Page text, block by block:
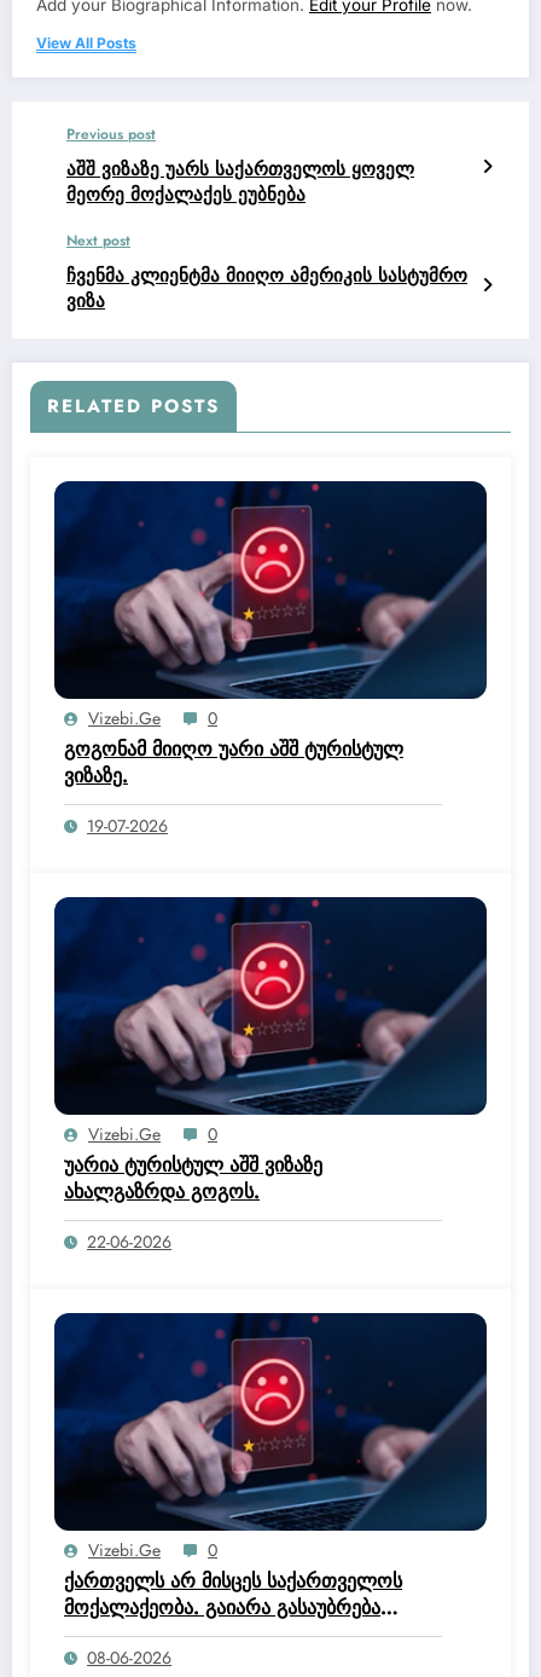
Add your Biographical Information. Edit your Profile now.
View All Posts
Previous post
აშშ ვიზაზე უარს საქართველოს ყოველ
მეორე მოქალაქეს ეუბნება
Next post
ჩვენმა კლიენტმა მიიღო ამერიკის სასტუმრო
ვიზა
RELATED POSTS
Vizebi.ge 0
გოგონამ მიიღო უარი აშშ ტურისტულ
ვიზაზე.
19-07-2026
Vizebi.ge 0
უარია ტურისტულ აშშ ვიზაზე
ახალგაზრდა გოგოს.
22-06-2026
Vizebi.ge 0
ქართველს არ მისცეს საქართველოს
მოქალაქეობა. გაიარა გასაუბრება
იუსტიციის სახლში და მოქალაქეობის
კომისია დაწერა, რომ არ ეკუთნის
08-06-2026